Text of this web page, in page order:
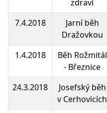
zdraví
7.4.2018
Jarní běh
Dražovkou
1.4.2018
Běh Rožmitál
- Březnice
24.3.2018
Josefský běh
v Cerhovicích